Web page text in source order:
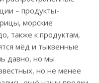
– продукты-
морские
также к продуктам,
мёд и тыквенные
давно, но мы
но не менее